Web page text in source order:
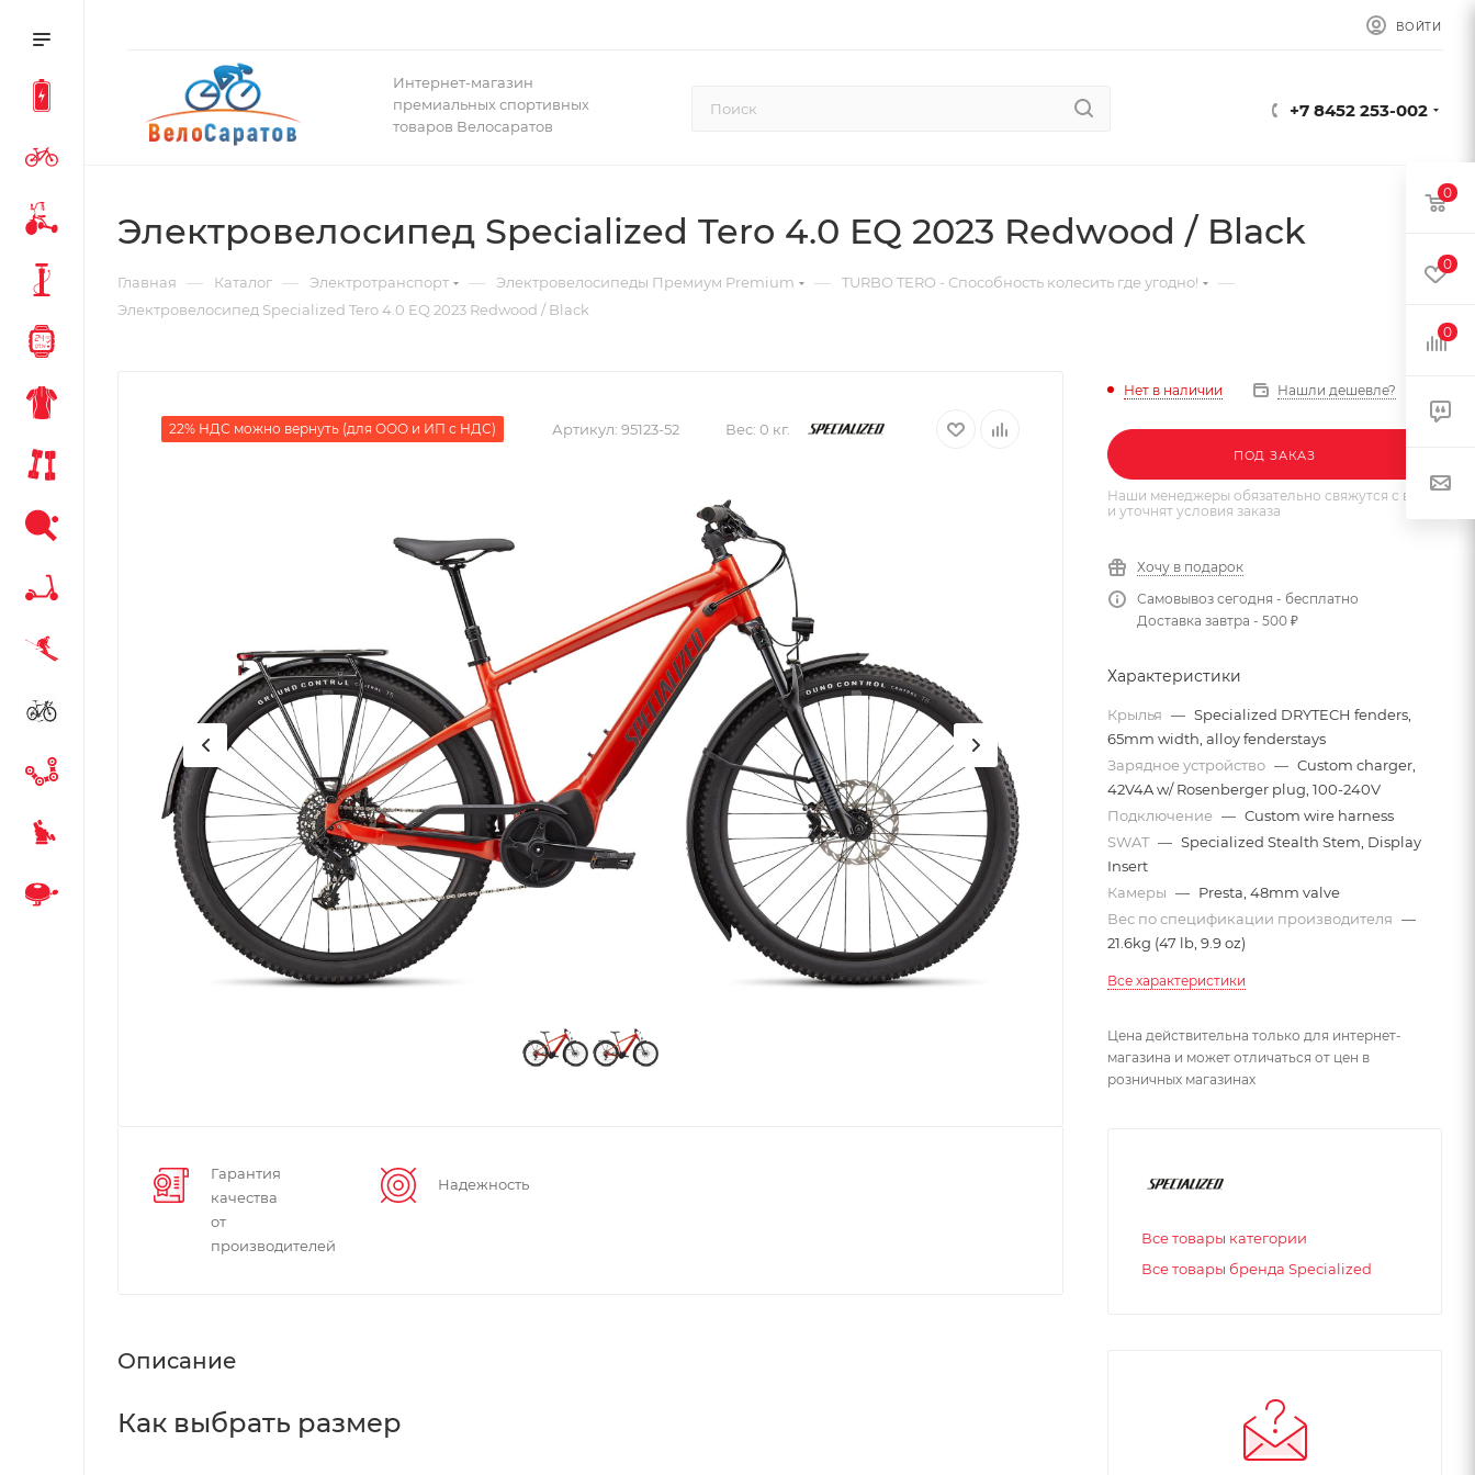
ВОЙТИ
Интернет-магазин
премиальных спортивных
товаров Велосаратов
+7 8452 253-002
Электровелосипед Specialized Tero 4.0 EQ 2023 Redwood / Black
Главная — Каталог — Электротранспорт — Электровелосипеды Премиум Premium — TURBO TERO - Способность колесить где угодно! —
Электровелосипед Specialized Tero 4.0 EQ 2023 Redwood / Black
22% НДС можно вернуть (для ООО и ИП с НДС) Артикул: 95123-52 Вес: 0 кг.
Гарантия
качества
от
производителей
Надежность
Описание
Как выбрать размер
Нет в наличии Нашли дешевле?
ПОД ЗАКАЗ
Наши менеджеры обязательно свяжутся с вами
и уточнят условия заказа
Хочу в подарок
Самовывоз сегодня - бесплатно
Доставка завтра - 500 ₽
Характеристики
Крылья — Specialized DRYTECH fenders,
65mm width, alloy fenderstays
Зарядное устройство — Custom charger,
42V4A w/ Rosenberger plug, 100-240V
Подключение — Custom wire harness
SWAT — Specialized Stealth Stem, Display
Insert
Камеры — Presta, 48mm valve
Вес по спецификации производителя —
21.6kg (47 lb, 9.9 oz)
Все характеристики
Цена действительна только для интернет-
магазина и может отличаться от цен в
розничных магазинах
Все товары категории
Все товары бренда Specialized
0
0
0